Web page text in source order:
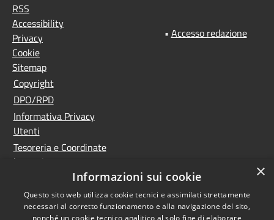
RSS
Accessibility
Privacy
Cookie
Sitemap
Copyright
DPO/RPD
Informativa Privacy
Utenti
Tesoreria e Coordinate
bancarie
Controlla la tua posta
PNRR (Piano Nazionale
di Ripresa e Resilienza)
• Accesso redazione
×
Informazioni sui cookie
Questo sito web utilizza cookie tecnici e assimilati strettamente
necessari al corretto funzionamento e alla navigazione del sito,
nonché un cookie tecnico analitico al solo fine di elaborare